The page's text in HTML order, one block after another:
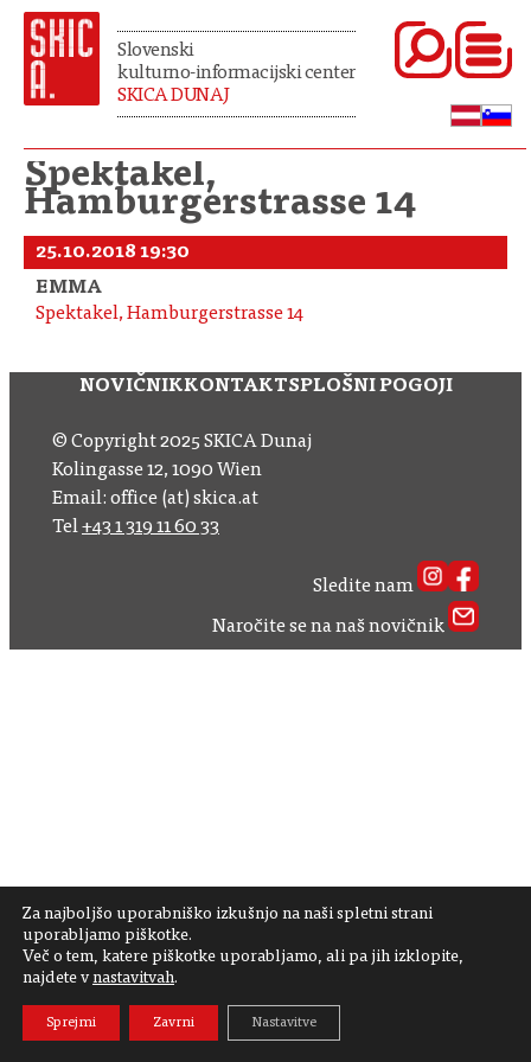
Slovenski
kulturno-informacijski center
SKICA DUNAJ
Spektakel,
Hamburgerstrasse 14
25.10.2018 19:30
EMMA
Spektakel, Hamburgerstrasse 14
Za najboljšo uporabniško izkušnjo na naši spletni strani
uporabljamo piškotke.
Več o tem, katere piškotke uporabljamo, ali pa jih izklopite,
najdete v nastavitvah.
Sprejmi Zavrni Nastavitve
NOVIČNIKKONTAKTSPLOŠNI POGOJI
© Copyright 2025 SKICA Dunaj
Kolingasse 12, 1090 Wien
Email: office (at) skica.at
Tel+43 1 319 11 60 33
Sledite nam
Naročite se na naš novičnik